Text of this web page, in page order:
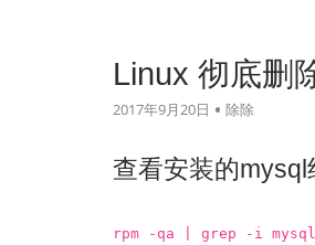
Linux 彻底删
2017年9月20日 除除
查看安装的mysql
rpm -qa | grep -i mysql